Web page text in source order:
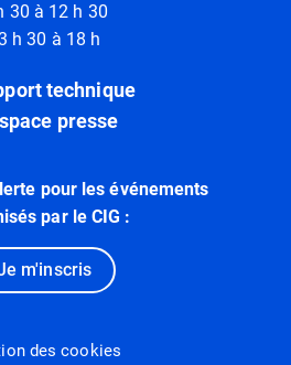
30 à 12 h 30
h 30 à 18 h
technique
presse
pour les événements
par le CIG :
m'inscris
des cookies